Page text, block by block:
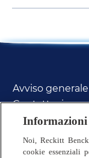
Avviso
Contattaci
FAQs
Politica sui
Termini &
Informazioni
Noi, Reckitt
cookie essenziali